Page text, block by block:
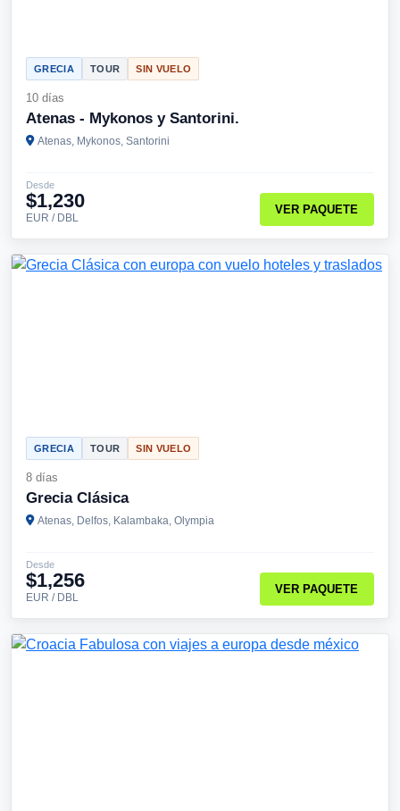
GRECIA TOUR SIN VUELO
10 días
Atenas - Mykonos y Santorini.
Atenas, Mykonos, Santorini
Desde
$1,230
EUR / DBL
VER PAQUETE
GRECIA TOUR SIN VUELO
8 días
Grecia Clásica
Atenas, Delfos, Kalambaka, Olympia
Desde
$1,256
EUR / DBL
VER PAQUETE